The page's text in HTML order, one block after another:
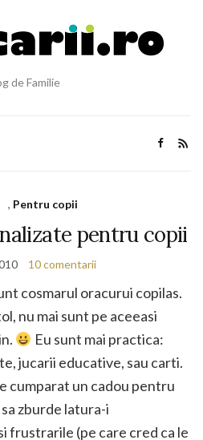
de Familie
, Pentru copii
pentru copii
10 comentarii
cosmarul oracurui copilas.
nu mai sunt pe aceeasi
Eu sunt mai practica:
jucarii educative, sau carti.
cumparat un cadou pentru
zburde latura-i
frustrarile (pe care cred ca le